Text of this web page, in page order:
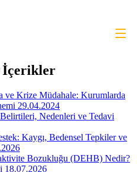
İçerikler
ve Krize Müdahale: Kurumlarda
29.04.2024
Nedenleri ve Tedavi
Kaygı, Bedensel Tepkiler ve
Bozukluğu (DEHB) Nedir?
18.07.2026